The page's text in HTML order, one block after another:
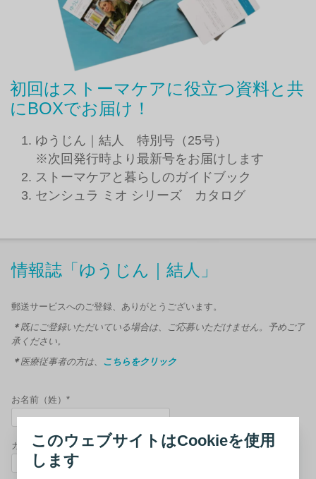
このウェブサイトはCookieを使用
します
初回はストーマケアに役立つ資料と共
にBOXでお届け！
ゆうじん｜結人 特別号（25号）
※次回発行時より最新号をお届けします
ストーマケアと暮らしのガイドブック
センシュラ ミオ シリーズ カタログ
情報誌「ゆうじん｜結人」
郵送サービスへのご登録、ありがとうございます。
＊既にご登録いただいている場合は、ご応募いただけません。予めご了
承ください。
＊医療従事者の方は、 こちらをクリック
お名前（姓）*
カナ（姓）*